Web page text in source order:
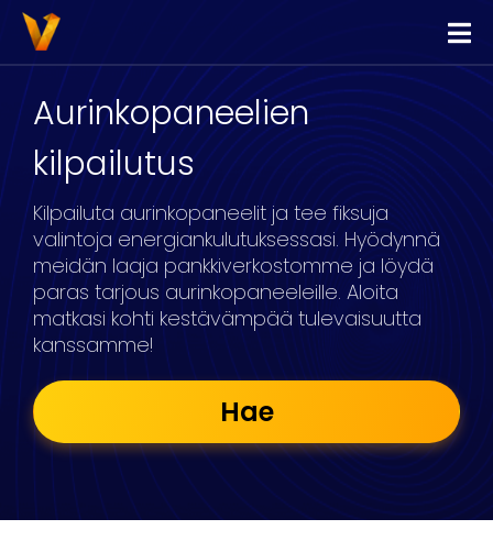
Vippi
Lainaa
Kilpailuta Lainat
Yhdistä Lainat
Yrityslimiitti
Aurinkopaneelien
kilpailutus
Kilpailuta aurinkopaneelit ja tee fiksuja
valintoja energiankulutuksessasi. Hyödynnä
meidän laaja pankkiverkostomme ja löydä
paras tarjous aurinkopaneeleille. Aloita
matkasi kohti kestävämpää tulevaisuutta
kanssamme!
Hae